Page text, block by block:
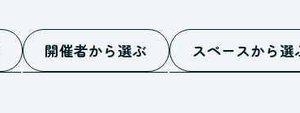
開催者から選ぶ
スペースから選